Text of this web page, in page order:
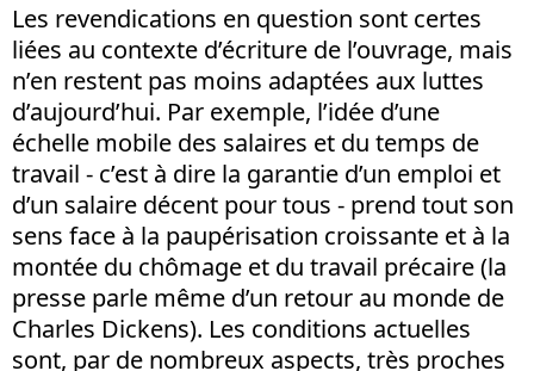
Les revendications en question sont certes
liées au contexte d’écriture de l’ouvrage, mais
n’en restent pas moins adaptées aux luttes
d’aujourd’hui. Par exemple, l’idée d’une
échelle mobile des salaires et du temps de
travail - c’est à dire la garantie d’un emploi et
d’un salaire décent pour tous - prend tout son
sens face à la paupérisation croissante et à la
montée du chômage et du travail précaire (la
presse parle même d’un retour au monde de
Charles Dickens). Les conditions actuelles
sont, par de nombreux aspects, très proches